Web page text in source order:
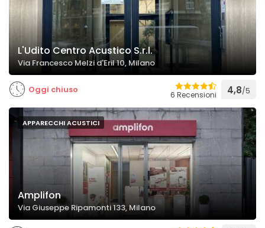
L'Udito Centro Acustico S.r.l.
Via Francesco Melzi d'Eril 10, Milano
Oggi chiuso 6 Recensioni 4,8/5
APPARECCHI ACUSTICI
Amplifon
Via Giuseppe Ripamonti 133, Milano